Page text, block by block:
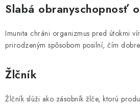
Slabá obranyschopnosť
Imunita chráni organizmus pred útokmi
prirodzeným spôsobom posilní, čím
Žlčník
Žlčník slúži ako zásobník žlče, ktorú